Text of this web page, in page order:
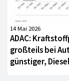
14 Mai 2026
ADAC:
großteils bei
günstiger,